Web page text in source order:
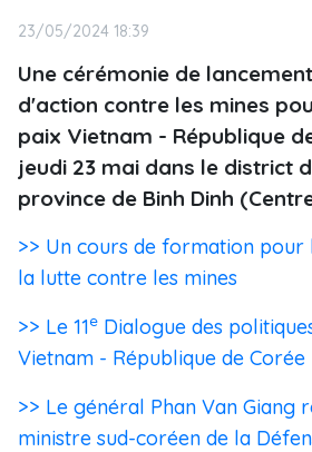
23/05/2024 18:39
Une cérémonie de
d'action contre les mines
paix Vietnam - République
jeudi 23 mai dans le district
province de Binh Dinh
>> Un cours de formation
la lutte contre les mines
>> Le 11e Dialogue des
Vietnam - République de Corée
>> Le général Phan Van Giang
ministre sud-coréen de la